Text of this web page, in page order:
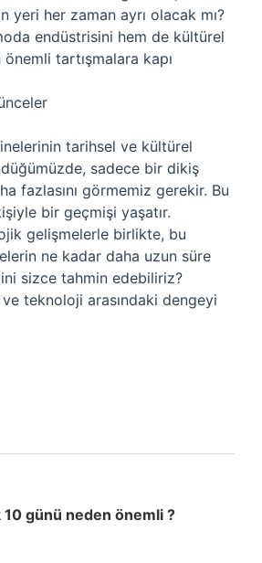
yeri her zaman ayrı olacak mı?
endüstrisini hem de kültürel
tartışmalara kapı
tarihsel ve kültürel
sadece bir dikiş
fazlasını görmemiz gerekir. Bu
bir geçmişi yaşatır.
gelişmelerle birlikte, bu
ne kadar daha uzun süre
sizce tahmin edebiliriz?
teknoloji arasındaki dengeyi
10 günü neden önemli ?